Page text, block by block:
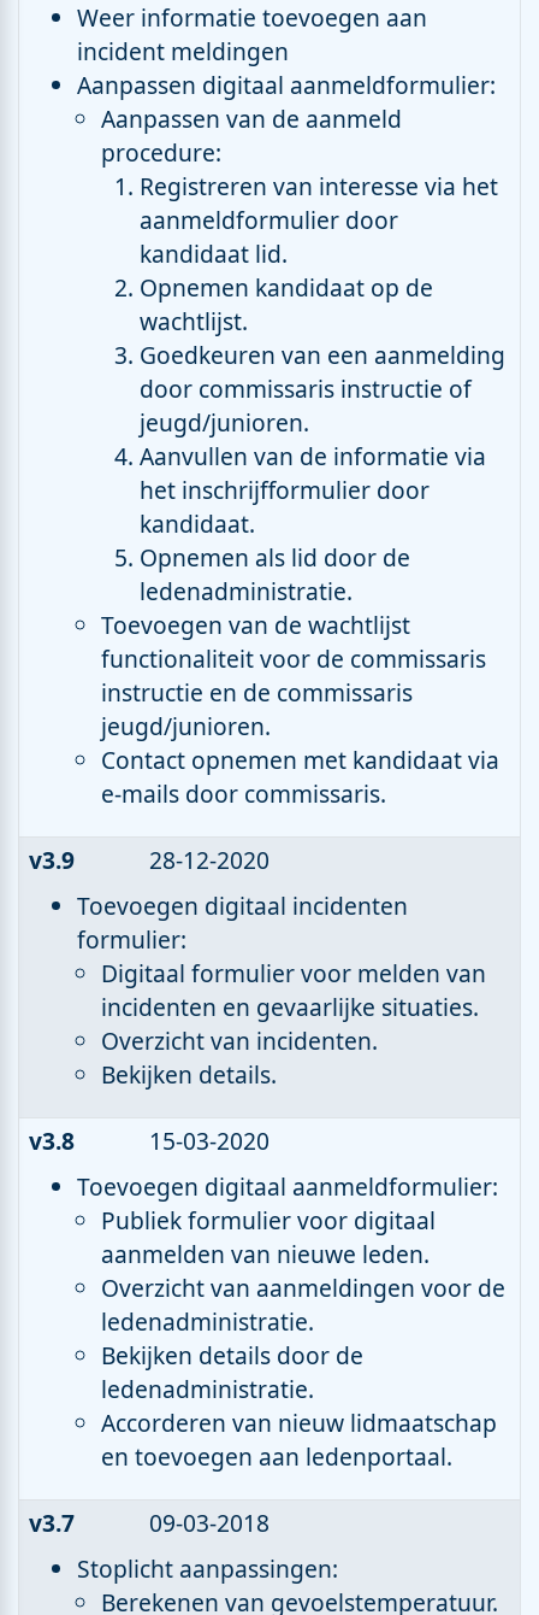
Weer informatie toevoegen aan
incident meldingen
Aanpassen digitaal aanmeldformulier:
Aanpassen van de aanmeld
procedure:
Registreren van interesse via het
aanmeldformulier door
kandidaat lid.
Opnemen kandidaat op de
wachtlijst.
Goedkeuren van een aanmelding
door commissaris instructie of
jeugd/junioren.
Aanvullen van de informatie via
het inschrijfformulier door
kandidaat.
Opnemen als lid door de
ledenadministratie.
Toevoegen van de wachtlijst
functionaliteit voor de commissaris
instructie en de commissaris
jeugd/junioren.
Contact opnemen met kandidaat via
e-mails door commissaris.
v3.9
28-12-2020
Toevoegen digitaal incidenten
formulier:
Digitaal formulier voor melden van
incidenten en gevaarlijke situaties.
Overzicht van incidenten.
Bekijken details.
v3.8
15-03-2020
Toevoegen digitaal aanmeldformulier:
Publiek formulier voor digitaal
aanmelden van nieuwe leden.
Overzicht van aanmeldingen voor de
ledenadministratie.
Bekijken details door de
ledenadministratie.
Accorderen van nieuw lidmaatschap
en toevoegen aan ledenportaal.
v3.7
09-03-2018
Stoplicht aanpassingen:
Berekenen van gevoelstemperatuur.